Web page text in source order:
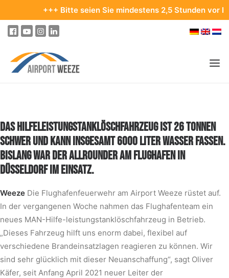
+++ Bitte seien Sie mindestens 2,5 Stunden vor
FLIEGEN
AN- & ABREISE
ZIELE & REISEN
DAS HILFELEISTUNGSTANKLÖSCHFAHRZEUG IST 26 TONNEN
SCHWER UND KANN INSGESAMT 6000 LITER WASSER FASSEN.
BISLANG WAR DER ALLROUNDER AM FLUGHAFEN IN
DÜSSELDORF IM EINSATZ.
Weeze Die Flughafenfeuerwehr am Airport Weeze rüstet auf.
In der vergangenen Woche nahmen das Flughafenteam ein
neues MAN-Hilfe-leistungstanklöschfahrzeug in Betrieb.
„Dieses Fahrzeug hilft uns enorm dabei, flexibel auf
verschiedene Brandeinsatzlagen reagieren zu können. Wir
sind sehr glücklich mit dieser Neuanschaffung“, sagt Oliver
Käfer, seit Anfang April 2021 neuer Leiter der